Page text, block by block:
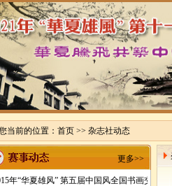
当前的位置： 首页>> 杂志社动态
更多>>
年“华夏雄风” 第五届中国风全国书画交流